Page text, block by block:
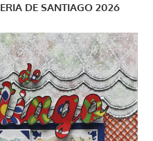
DE SANTIAGO 2026